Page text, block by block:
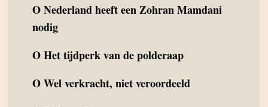
ONederland heeft een Zohran Mamdani
nodig
OHet tijdperk van de polderaap
OWel verkracht, niet veroordeeld